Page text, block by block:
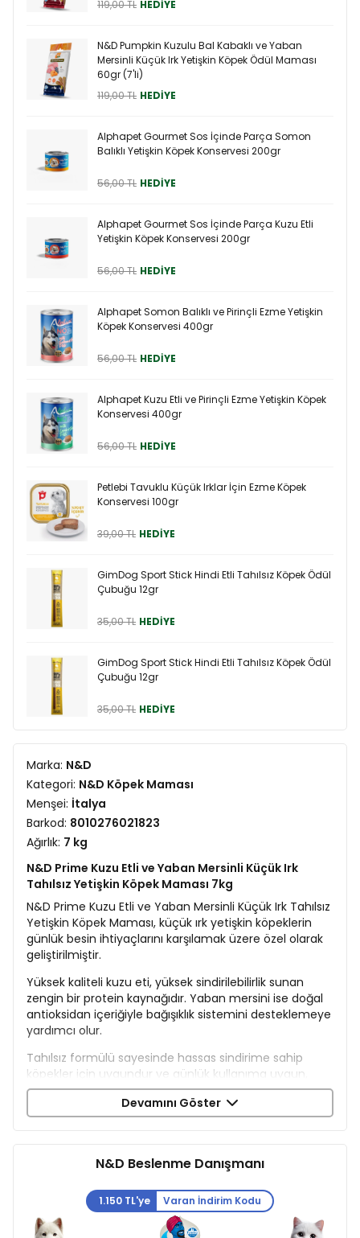
119,00 TL HEDİYE
N&D Pumpkin Kuzulu Bal Kabaklı ve Yaban
Mersinli Küçük Irk Yetişkin Köpek Ödül Maması
60gr (7'li)
119,00 TL HEDİYE
Alphapet Gourmet Sos İçinde Parça Somon
Balıklı Yetişkin Köpek Konservesi 200gr
56,00 TL HEDİYE
Alphapet Gourmet Sos İçinde Parça Kuzu Etli
Yetişkin Köpek Konservesi 200gr
56,00 TL HEDİYE
Alphapet Somon Balıklı ve Pirinçli Ezme Yetişkin
Köpek Konservesi 400gr
56,00 TL HEDİYE
Alphapet Kuzu Etli ve Pirinçli Ezme Yetişkin Köpek
Konservesi 400gr
56,00 TL HEDİYE
Petlebi Tavuklu Küçük Irklar İçin Ezme Köpek
Konservesi 100gr
39,00 TL HEDİYE
GimDog Sport Stick Hindi Etli Tahılsız Köpek Ödül
Çubuğu 12gr
35,00 TL HEDİYE
GimDog Sport Stick Hindi Etli Tahılsız Köpek Ödül
Çubuğu 12gr
35,00 TL HEDİYE
Marka: N&D
Kategori: N&D Köpek Maması
Menşei: İtalya
Barkod: 8010276021823
Ağırlık: 7 kg
N&D Prime Kuzu Etli ve Yaban Mersinli Küçük Irk
Tahılsız Yetişkin Köpek Maması 7kg
N&D Prime Kuzu Etli ve Yaban Mersinli Küçük Irk Tahılsız
Yetişkin Köpek Maması, küçük ırk yetişkin köpeklerin
günlük besin ihtiyaçlarını karşılamak üzere özel olarak
geliştirilmiştir.
Yüksek kaliteli kuzu eti, yüksek sindirilebilirlik sunan
zengin bir protein kaynağıdır. Yaban mersini ise doğal
antioksidan içeriğiyle bağışıklık sistemini desteklemeye
yardımcı olur.
Tahılsız formülü sayesinde hassas sindirime sahip
köpekler için uygundur ve günlük kullanıma uygun,
tam ve dengeli bir beslenme sağlar.
İçerik
Tatlı Patates
Ringa Balığı
Kurutulmuş Ringa Balığı Proteini
Tavuk Yağı
Devamını Göster
N&D Beslenme Danışmanı
1.150 TL'ye Varan İndirim Kodu